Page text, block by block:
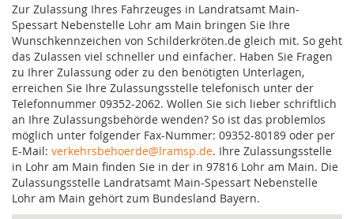
Zur Zulassung Ihres Fahrzeuges in Landratsamt Main-
Spessart Nebenstelle Lohr am Main bringen Sie Ihre
Wunschkennzeichen von Schilderkröten.de gleich mit. So geht
das Zulassen viel schneller und einfacher. Haben Sie Fragen
zu Ihrer Zulassung oder zu den benötigten Unterlagen,
erreichen Sie Ihre Zulassungsstelle telefonisch unter der
Telefonnummer 09352-2062. Wollen Sie sich lieber schriftlich
an Ihre Zulassungsbehörde wenden? So ist das problemlos
möglich unter folgender Fax-Nummer: 09352-80189 oder per
E-Mail: verkehrsbehoerde@lramsp.de. Ihre Zulassungsstelle
in Lohr am Main finden Sie in der in 97816 Lohr am Main. Die
Zulassungsstelle Landratsamt Main-Spessart Nebenstelle
Lohr am Main gehört zum Bundesland Bayern.